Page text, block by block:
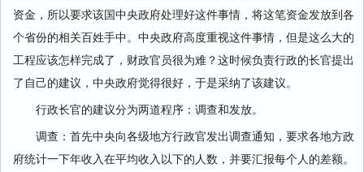
资金，所以要求该国中央政府处理好这件事情，将这笔资金发放到各
个省份的相关百姓手中。中央政府高度重视这件事情，但是这么大的
工程应该怎样完成了，财政官员很为难？这时候负责行政的长官提出
了自己的建议，中央政府觉得很好，于是采纳了该建议。
行政长官的建议分为两道程序：调查和发放。
调查：首先中央向各级地方行政官发出调查通知，要求各地方政
府统计一下年收入在平均收入以下的人数，并要汇报每个人的差额。